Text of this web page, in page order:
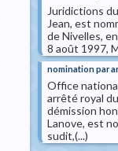
Juridictions
Jean, est
de Nivelles,
8 août 1997,
nomination par
Office
arrêté royal
démission
Lanove, est
sudit,(...)